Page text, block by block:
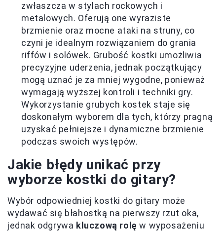
zwłaszcza w stylach rockowych i
metalowych. Oferują one wyraziste
brzmienie oraz mocne ataki na struny, co
czyni je idealnym rozwiązaniem do grania
riffów i solówek. Grubość kostki umożliwia
precyzyjne uderzenia, jednak początkujący
mogą uznać je za mniej wygodne, ponieważ
wymagają wyższej kontroli i techniki gry.
Wykorzystanie grubych kostek staje się
doskonałym wyborem dla tych, którzy pragną
uzyskać pełniejsze i dynamiczne brzmienie
podczas swoich występów.
Jakie błędy unikać przy
wyborze kostki do gitary?
Wybór odpowiedniej kostki do gitary może
wydawać się błahostką na pierwszy rzut oka,
jednak odgrywa kluczową rolę w wyposażeniu